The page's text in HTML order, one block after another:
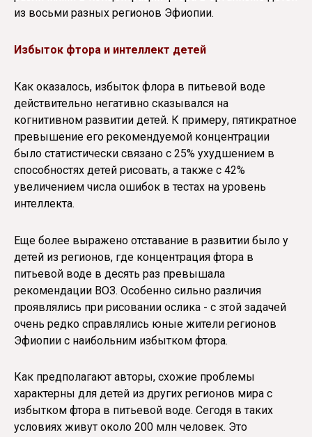
из восьми разных регионов Эфиопии.
Избыток фтора и интеллект детей
Как оказалось, избыток флора в питьевой воде
действительно негативно сказывался на
когнитивном развитии детей. К примеру, пятикратное
превышение его рекомендуемой концентрации
было статистически связано с 25% ухудшением в
способностях детей рисовать, а также с 42%
увеличением числа ошибок в тестах на уровень
интеллекта.
Еще более выражено отставание в развитии было у
детей из регионов, где концентрация фтора в
питьевой воде в десять раз превышала
рекомендации ВОЗ. Особенно сильно различия
проявлялись при рисовании ослика - с этой задачей
очень редко справлялись юные жители регионов
Эфиопии с наибольним избытком фтора.
Как предполагают авторы, схожие проблемы
характерны для детей из других регионов мира с
избытком фтора в питьевой воде. Сегодя в таких
условиях живут около 200 млн человек. Это